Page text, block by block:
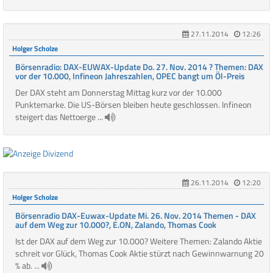
27.11.2014
12:26
Holger Scholze
Börsenradio: DAX-EUWAX-Update Do. 27. Nov. 2014 ? Themen: DAX
vor der 10.000, Infineon Jahreszahlen, OPEC bangt um Öl-Preis
Der DAX steht am Donnerstag Mittag kurz vor der 10.000
Punktemarke. Die US-Börsen bleiben heute geschlossen. Infineon
steigert das Nettoerge ...
26.11.2014
12:20
Holger Scholze
Börsenradio DAX-Euwax-Update Mi. 26. Nov. 2014 Themen - DAX
auf dem Weg zur 10.000?, E.ON, Zalando, Thomas Cook
Ist der DAX auf dem Weg zur 10.000? Weitere Themen: Zalando Aktie
schreit vor Glück, Thomas Cook Aktie stürzt nach Gewinnwarnung 20
% ab. ...